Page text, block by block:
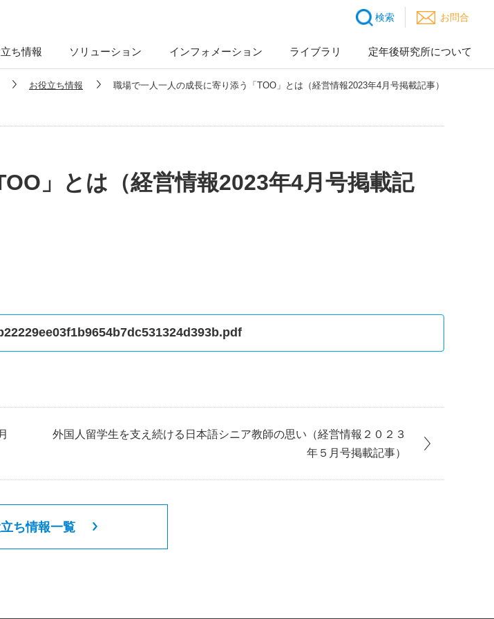
検索 お問合
ち情報 ソリューション インフォメーション ライブラリ 定年後研究所について
お役立ち情報 職場で一人一人の成長に寄り添う「TOO」とは（経営情報2023年4月号掲載記事）
」とは（経営情報2023年4月号掲載記
外国人留学生を支え続ける日本語シニア教師の思い（経営情報２０２３
年５月号掲載記事）
ち情報一覧